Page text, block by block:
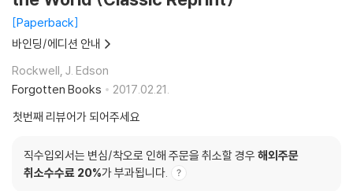
Paperback
바인딩/에디션 안내
Rockwell, J. Edson
Forgotten Books
2017.02.21.
첫번째 리뷰어가 되어주세요
직수입외서는 변심/착오로 인해 주문을 취소할 경우 해외주문
취소수수료 20%가 부과됩니다.